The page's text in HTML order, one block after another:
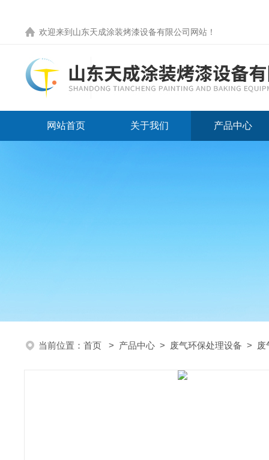
欢迎来到 山东天成涂装烤漆设备有限公司网站 ！
网站首页 关于我们 产品中心
当前位置： 首页 > 产品中心 > 废气环保处理设备 > 废